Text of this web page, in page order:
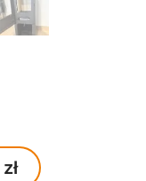
zł
Current